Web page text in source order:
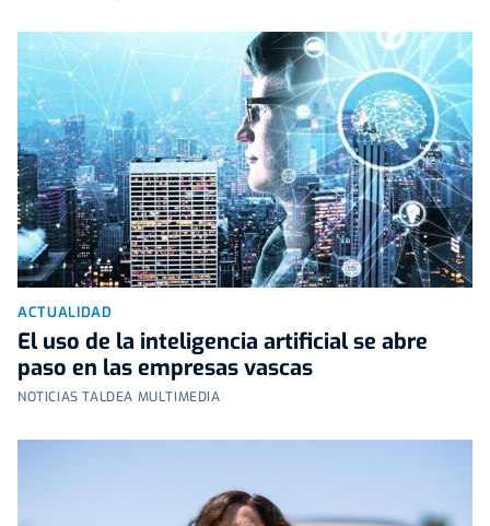
ACTUALIDAD
El uso de la inteligencia artificial se abre
paso en las empresas vascas
NOTICIAS TALDEA MULTIMEDIA